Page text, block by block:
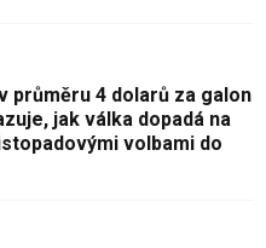
průměru 4 dolarů za galon
jak válka dopadá na
volbami do